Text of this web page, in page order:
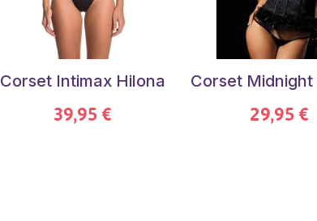
Corset Intimax Hilona
39,95 €
Corset
29,95 €